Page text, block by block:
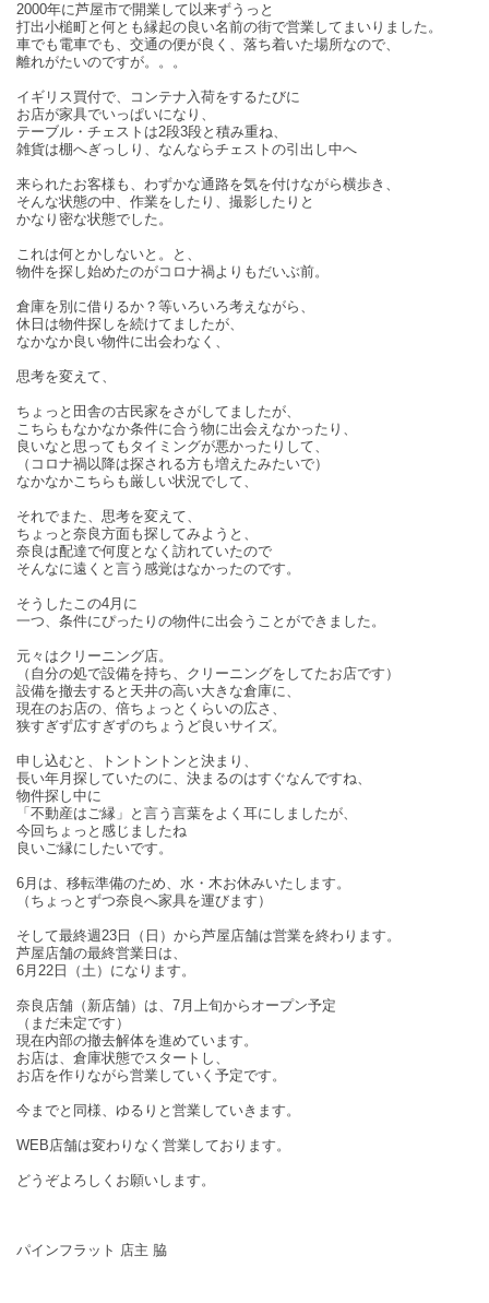
2000年に芦屋市で開業して以来ずうっと
打出小槌町と何とも縁起の良い名前の街で営業してまいりました。
車でも電車でも、交通の便が良く、落ち着いた場所なので、
離れがたいのですが。。。
イギリス買付で、コンテナ入荷をするたびに
お店が家具でいっぱいになり、
テーブル・チェストは2段3段と積み重ね、
雑貨は棚へぎっしり、なんならチェストの引出し中へ
来られたお客様も、わずかな通路を気を付けながら横歩き、
そんな状態の中、作業をしたり、撮影したりと
かなり密な状態でした。
これは何とかしないと。と、
物件を探し始めたのがコロナ禍よりもだいぶ前。
倉庫を別に借りるか？等いろいろ考えながら、
休日は物件探しを続けてましたが、
なかなか良い物件に出会わなく、
思考を変えて、
ちょっと田舎の古民家をさがしてましたが、
こちらもなかなか条件に合う物に出会えなかったり、
良いなと思ってもタイミングが悪かったりして、
（コロナ禍以降は探される方も増えたみたいで）
なかなかこちらも厳しい状況でして、
それでまた、思考を変えて、
ちょっと奈良方面も探してみようと、
奈良は配達で何度となく訪れていたので
そんなに遠くと言う感覚はなかったのです。
そうしたこの4月に
一つ、条件にぴったりの物件に出会うことができました。
元々はクリーニング店。
（自分の処で設備を持ち、クリーニングをしてたお店です）
設備を撤去すると天井の高い大きな倉庫に、
現在のお店の、倍ちょっとくらいの広さ、
狭すぎず広すぎずのちょうど良いサイズ。
申し込むと、トントントンと決まり、
長い年月探していたのに、決まるのはすぐなんですね、
物件探し中に
「不動産はご縁」と言う言葉をよく耳にしましたが、
今回ちょっと感じましたね
良いご縁にしたいです。
6月は、移転準備のため、水・木お休みいたします。
（ちょっとずつ奈良へ家具を運びます）
そして最終週23日（日）から芦屋店舗は営業を終わります。
芦屋店舗の最終営業日は、
6月22日（土）になります。
奈良店舗（新店舗）は、7月上旬からオープン予定
（まだ未定です）
現在内部の撤去解体を進めています。
お店は、倉庫状態でスタートし、
お店を作りながら営業していく予定です。
今までと同様、ゆるりと営業していきます。
WEB店舗は変わりなく営業しております。
どうぞよろしくお願いします。
パインフラット 店主 脇